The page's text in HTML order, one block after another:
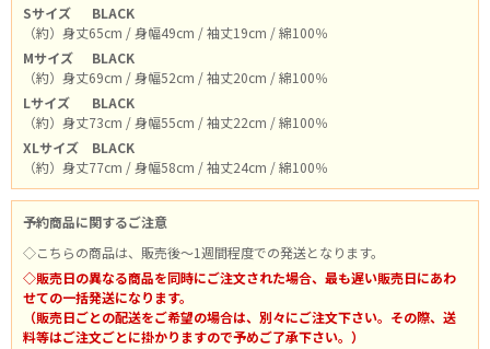
Sサイズ
BLACK
（約）身丈65cm / 身幅49cm / 袖丈19cm / 綿100％
Mサイズ
BLACK
（約）身丈69cm / 身幅52cm / 袖丈20cm / 綿100％
Lサイズ
BLACK
（約）身丈73cm / 身幅55cm / 袖丈22cm / 綿100％
XLサイズ
BLACK
（約）身丈77cm / 身幅58cm / 袖丈24cm / 綿100％
予約商品に関するご注意
◇こちらの商品は、販売後～1週間程度での発送となります。
◇販売日の異なる商品を同時にご注文された場合、最も遅い販売日にあわ
せての一括発送になります。
（販売日ごとの配送をご希望の場合は、別々にご注文下さい。その際、送
料等はご注文ごとに掛かりますので予めご了承下さい。）